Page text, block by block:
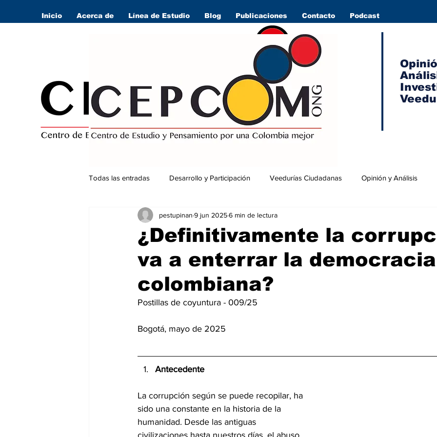
Inicio Acerca de Línea de Estudio Blog Publicaciones Contacto Podcast
Todas las entradas Desarrollo y Participación Veedurías Ciudadanas Opinión y Análisis
Seguridad Ciudadana
¿Definitivamente la
va a enterrar la democracia
colombiana?
pestupinan 9 jun 20256 min de lectura
Postillas de coyuntura - 009/25
Bogotá, mayo de 2025
Antecedente
La corrupción según se puede recopilar, ha
sido una constante en la historia de la
humanidad. Desde las antiguas
civilizaciones hasta nuestros días, el abuso